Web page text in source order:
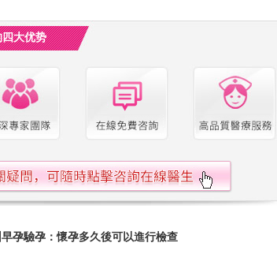
大优势
孕驗孕：懷孕多久後可以進行檢查